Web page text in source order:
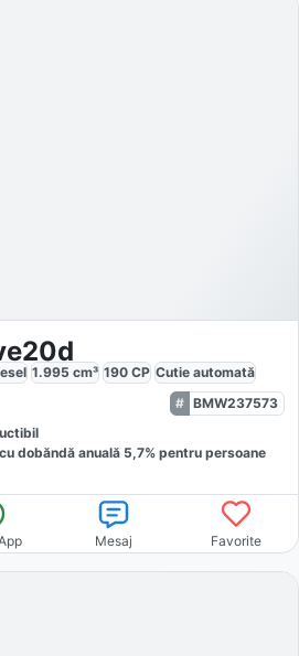
1.995 cm³ 190 CP Cutie automată
BMW237573
cu dobăndă anuală 5,7% pentru persoane
Mesaj Favorite